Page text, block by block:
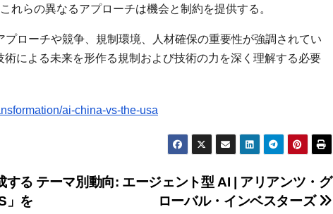
れらの異なるアプローチは機会と制約を提供する。
ローチや競争、規制環境、人材確保の重要性が強調されてい
による未来を形作る規制および技術の力を深く理解する必要
ai-china-vs-the-usa
テーマ別動向: エージェント型 AI | アリアンツ・グ
ローバル・インベスターズ
する
」を